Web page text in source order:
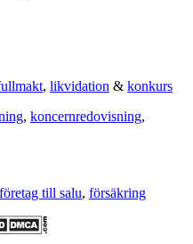
, likvidation & konkurs
, koncernredovisning,
företag till salu, försäkring